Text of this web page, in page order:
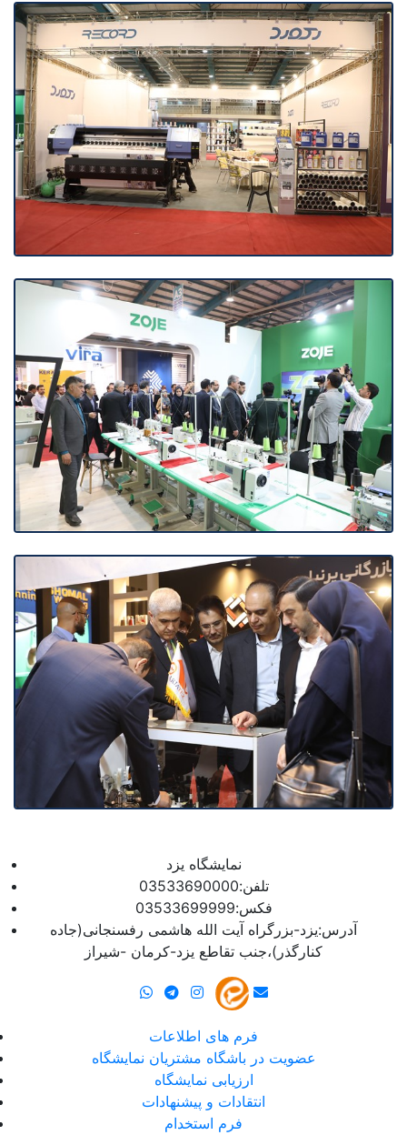
نمایشگاه یزد
تلفن:03533690000
فکس:03533699999
آدرس:یزد-بزرگراه آیت الله هاشمی رفسنجانی(جاده
کنارگذر)،جنب تقاطع یزد-کرمان -شیراز
فرم های اطلاعات
عضویت در باشگاه مشتریان نمایشگاه
ارزیابی نمایشگاه
انتقادات و پیشنهادات
فرم استخدام